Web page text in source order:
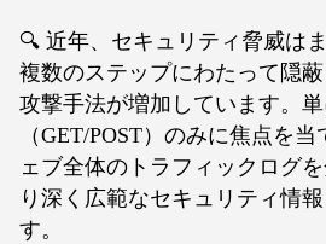
🔍 近年、セキュリティ脅威は
複数のステップにわたって隠
攻撃手法が増加しています。
（GET/POST）のみに焦点を
ェブ全体のトラフィックログ
り深く広範なセキュリティ情
す。